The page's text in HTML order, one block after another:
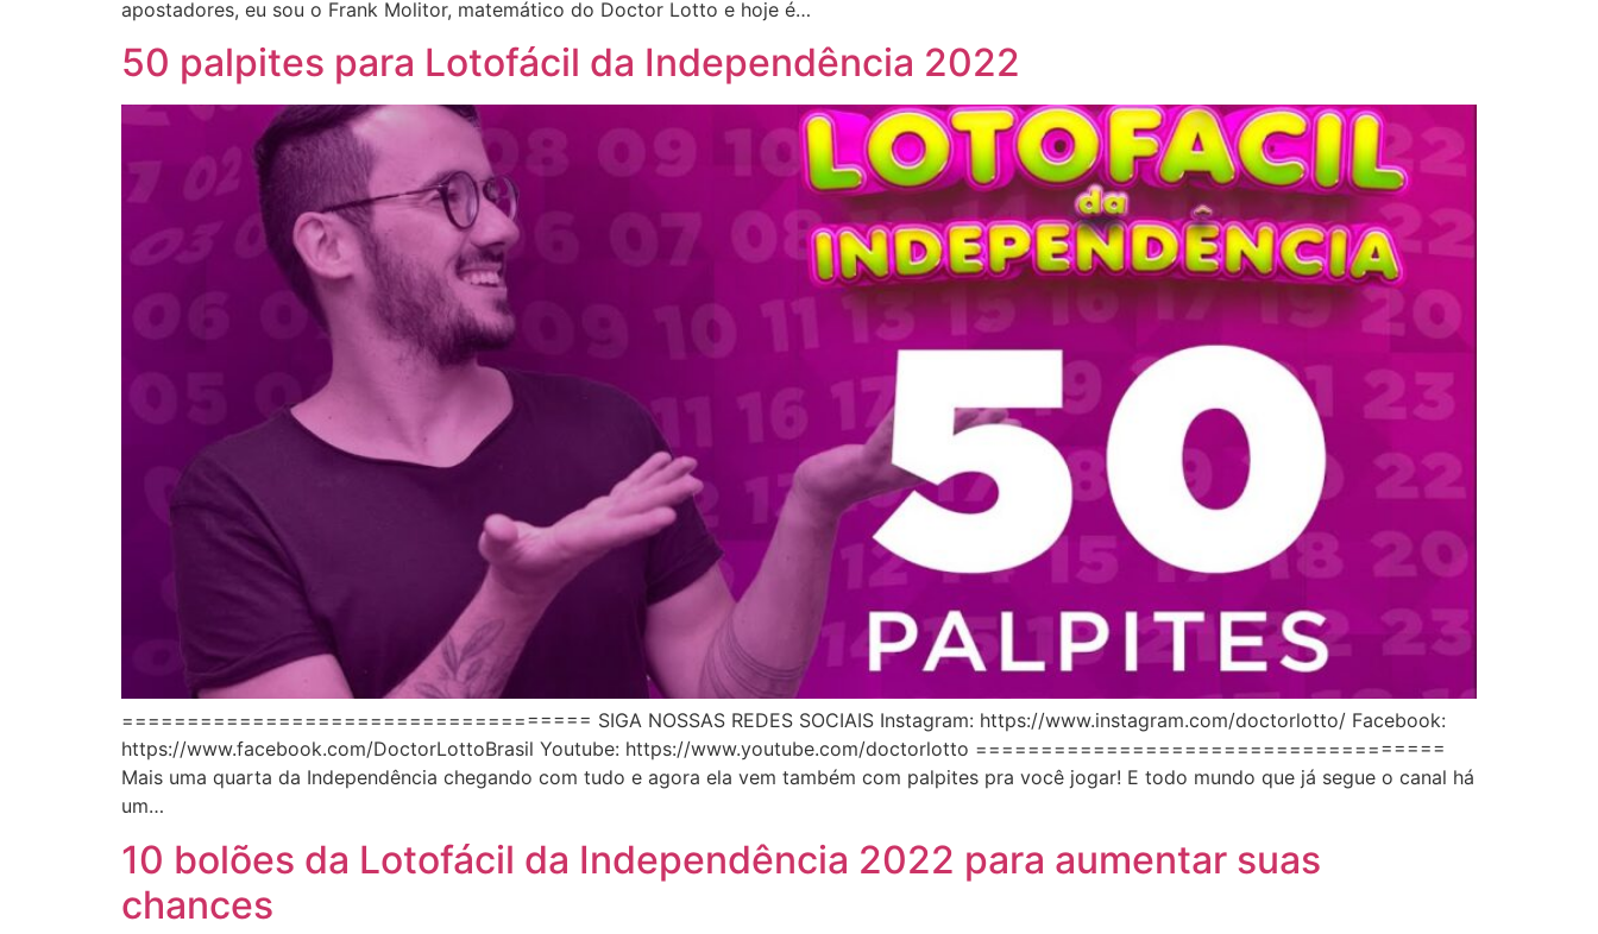
apostadores, eu sou o Frank Molitor, matemático do Doctor Lotto e hoje é…
50 palpites para Lotofácil da Independência 2022
==================================== SIGA NOSSAS REDES SOCIAIS Instagram: https://www.instagram.com/doctorlotto/ Facebook:
https://www.facebook.com/DoctorLottoBrasil Youtube: https://www.youtube.com/doctorlotto ====================================
Mais uma quarta da Independência chegando com tudo e agora ela vem também com palpites pra você jogar! E todo mundo que já segue o canal há
um…
10 bolões da Lotofácil da Independência 2022 para aumentar suas
chances